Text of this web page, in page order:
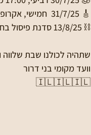
🎸 31/7/25  חמישי, אקרופוליס- מופע רוק- 31.7.255  בדשא מועדון הנוער
⛓ 13/8/25 סדנת פיסול בחוטי ברזל למבוגרים, 9.30 במועדון
שתהיה לכולנו שבת
וועד מקומי בני דרור
🇮🇱🇮🇱🇮🇱